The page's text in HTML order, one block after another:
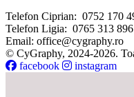
Telefon Ciprian: 0752 170
Telefon Ligia: 0765 313 896
Email: office@cygraphy.ro
© CyGraphy, 2024-2026.
facebook
instagram